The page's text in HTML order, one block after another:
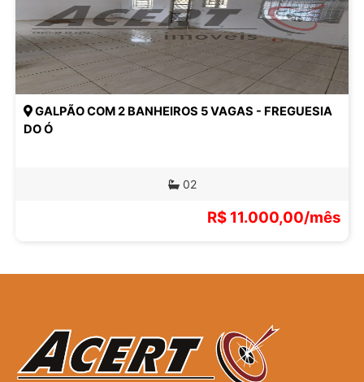
GALPÃO COM 2 BANHEIROS 5 VAGAS - FREGUESIA
DO Ó
02
R$ 11.000,00/mês